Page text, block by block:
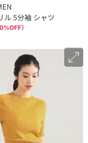
ル 5分袖 シャツ
%OFF）